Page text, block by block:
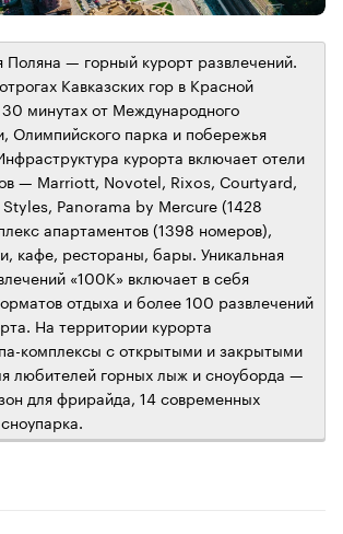
Поляна — горный курорт развлечений.
Кавказских гор в Красной
30 минутах от Международного
Олимпийского парка и побережья
курорта включает отели
— Marriott, Novotel, Rixos, Courtyard,
Panorama by Mercure (1428
апартаментов (1398 номеров),
кафе, рестораны, бары. Уникальная
«100К» включает в себя
отдыха и более 100 развлечений
На территории курорта
комплексы с открытыми и закрытыми
любителей горных лыж и сноуборда —
для фрирайда, 14 современных